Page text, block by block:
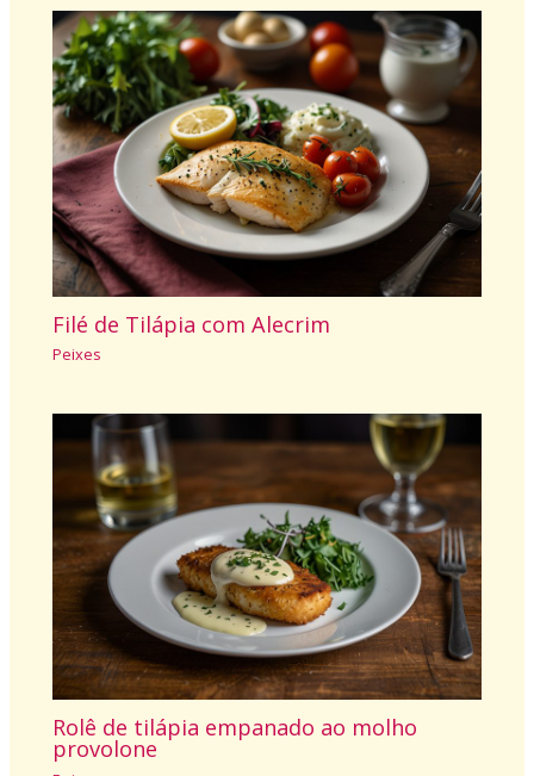
Filé de Tilápia com Alecrim
Peixes
Rolê de tilápia empanado ao molho
provolone